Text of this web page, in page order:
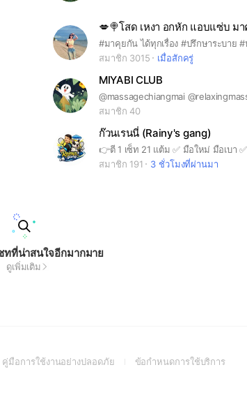
สมาชิก 3015
เมื่อสักครู่
MIYABI CLUB
สมาชิก 40
ก๊วนเรนนี่ (Rainy's gang)
สมาชิก 191
3 ชั่วโมงที่ผ่านมา
ทที่น่าสนใจอีกมากมาย
ดูเพิ่มเติม
คู่มือการใช้งานอย่างปลอดภัย(Openข้อกำหนดการใช้บริการ(Open